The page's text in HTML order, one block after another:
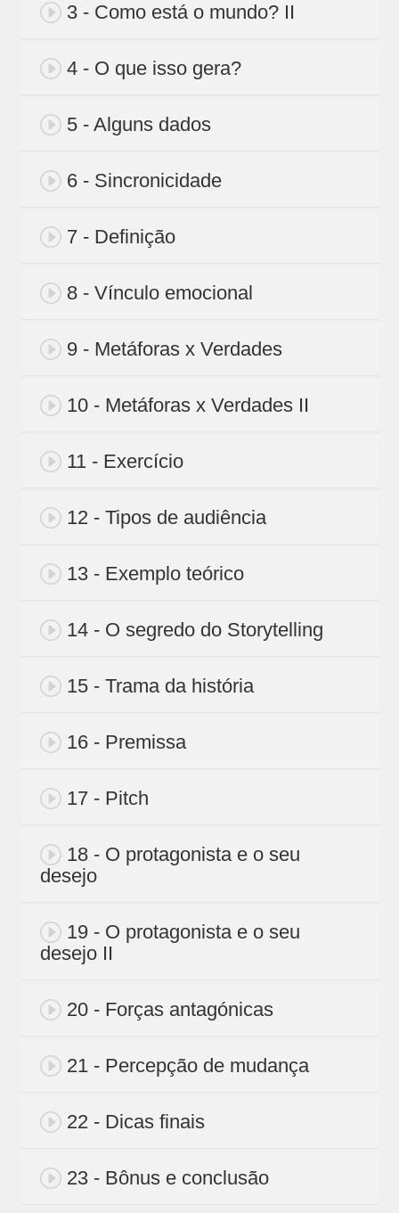
3 - Como está o mundo? II
4 - O que isso gera?
5 - Alguns dados
6 - Sincronicidade
7 - Definição
8 - Vínculo emocional
9 - Metáforas x Verdades
10 - Metáforas x Verdades II
11 - Exercício
12 - Tipos de audiência
13 - Exemplo teórico
14 - O segredo do Storytelling
15 - Trama da história
16 - Premissa
17 - Pitch
18 - O protagonista e o seu
desejo
19 - O protagonista e o seu
desejo II
20 - Forças antagónicas
21 - Percepção de mudança
22 - Dicas finais
23 - Bônus e conclusão